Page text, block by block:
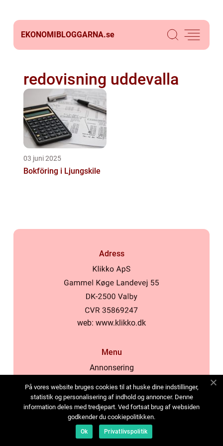
EKONOMIBLOGGARNA.se
redovisning uddevalla
03 juni 2025
Bokföring i Ljungskile
Adress
web: www.klikko.dk
Menu
Annonsering
Cookies
Kontakta oss
Sitemap
På vores website bruges cookies til at huske dine indstillinger,
statistik og personalisering af indhold og annoncer. Denne
information deles med tredjepart. Ved fortsat brug af websiden
godkender du cookiepolitikken.
Ok Privatlivspolitik